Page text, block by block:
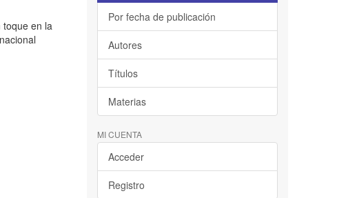
toque en la
Por fecha de publicación
Autores
Títulos
Materias
MI CUENTA
Acceder
Registro